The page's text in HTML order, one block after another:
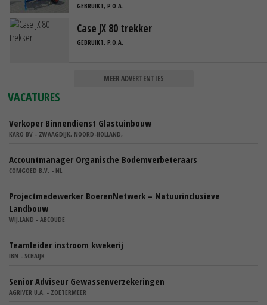
GEBRUIKT, P.O.A.
Case JX 80 trekker
GEBRUIKT, P.O.A.
MEER ADVERTENTIES
VACATURES
Verkoper Binnendienst Glastuinbouw
KARO BV - ZWAAGDIJK, NOORD-HOLLAND,
Accountmanager Organische Bodemverbeteraars
COMGOED B.V. - NL
Projectmedewerker BoerenNetwerk – Natuurinclusieve
Landbouw
WIJ.LAND - ABCOUDE
Teamleider instroom kwekerij
IBN - SCHAIJK
Senior Adviseur Gewassenverzekeringen
AGRIVER U.A. - ZOETERMEER